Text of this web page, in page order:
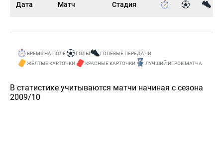
Дата Матч Стадия
ВРЕМЯ НА ПОЛЕ ГОЛЫ
ГОЛЕВЫЕ ПЕРЕДАЧИ
ЖЁЛТЫЕ КАРТОЧКИ
КРАСНЫЕ КАРТОЧКИ ЛУЧШИЙ ИГРОК МАТЧА
В статистике учитываются матчи начиная с сезона
2009/10